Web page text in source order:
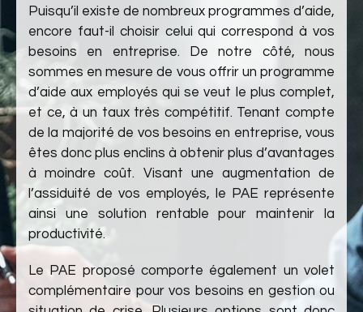
Puisqu’il existe de nombreux programmes d’aide,
encore faut-il choisir celui qui correspond à vos
besoins en entreprise. De notre côté, nous
sommes en mesure de vous offrir un programme
d’aide aux employés qui se veut le plus complet,
et ce, à un taux très compétitif. Tenant compte
de la majorité de vos besoins en entreprise, vous
êtes donc plus enclins à obtenir plus d’avantages
à moindre coût. Visant une augmentation de
l’assiduité de vos employés, le PAE représente
ainsi une solution rentable pour maintenir la
productivité.
Le PAE proposé comporte également un volet
complémentaire pour vos besoins en gestion ou